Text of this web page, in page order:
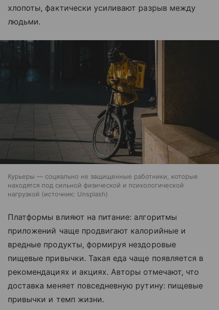
хлопоты, фактически усиливают разрыв между
людьми.
Курьеры — социально не защищенные работники, которые
находятся под сильной физической и психологической
нагрузкой
источник: Unsplash
Платформы влияют на питание: алгоритмы
приложений чаще продвигают калорийные и
вредные продукты, формируя нездоровые
пищевые привычки. Такая еда чаще появляется в
рекомендациях и акциях. Авторы отмечают, что
доставка меняет повседневную рутину: пищевые
привычки и темп жизни.